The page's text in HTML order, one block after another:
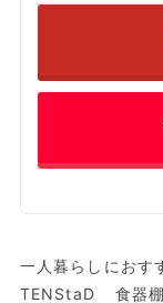
一人暮らしにおす
TENStaD 食器棚